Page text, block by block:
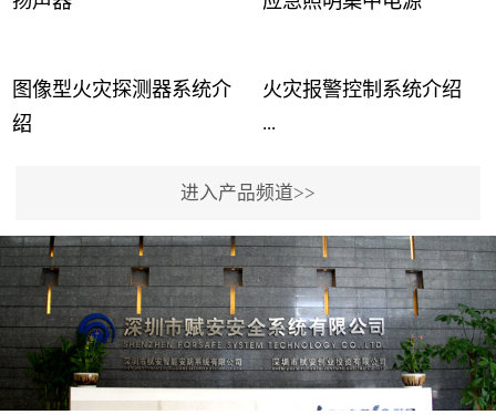
图像型火灾探测器系统介
绍
...
事故频发，传统的火灾探
测方法已无法满足要求。
尤其是目前众多的大型影
剧院、会议展览中心、体
育馆、大型仓库和隧道空
间等，其建筑结构特殊、
火灾报警控制系统介绍
...
用了具有仲裁机制和冗余
校验的总线传输技术、线
路状态检测与保护技术、
后向光电感烟探测技术、
高可靠的系统抗干扰技术
等多项专利技术和专有技
进入产品频道>>